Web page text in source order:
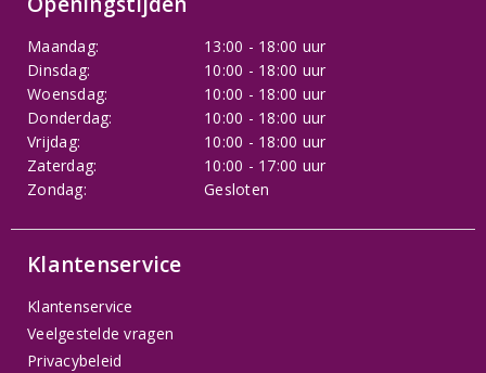
Maandag:
13:00 - 18:00 uur
Dinsdag:
10:00 - 18:00 uur
Woensdag:
10:00 - 18:00 uur
Donderdag:
10:00 - 18:00 uur
Vrijdag:
10:00 - 18:00 uur
Zaterdag:
10:00 - 17:00 uur
Zondag:
Gesloten
Klantenservice
Klantenservice
Veelgestelde vragen
Privacybeleid